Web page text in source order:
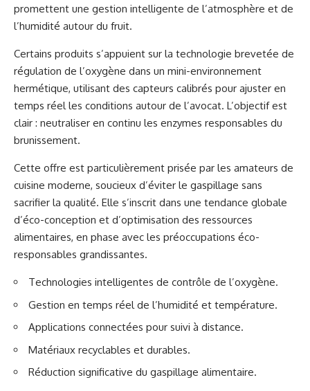
promettent une gestion intelligente de l’atmosphère et de
l’humidité autour du fruit.
Certains produits s’appuient sur la technologie brevetée de
régulation de l’oxygène dans un mini-environnement
hermétique, utilisant des capteurs calibrés pour ajuster en
temps réel les conditions autour de l’avocat. L’objectif est
clair : neutraliser en continu les enzymes responsables du
brunissement.
Cette offre est particulièrement prisée par les amateurs de
cuisine moderne, soucieux d’éviter le gaspillage sans
sacrifier la qualité. Elle s’inscrit dans une tendance globale
d’éco-conception et d’optimisation des ressources
alimentaires, en phase avec les préoccupations éco-
responsables grandissantes.
Technologies intelligentes de contrôle de l’oxygène.
Gestion en temps réel de l’humidité et température.
Applications connectées pour suivi à distance.
Matériaux recyclables et durables.
Réduction significative du gaspillage alimentaire.